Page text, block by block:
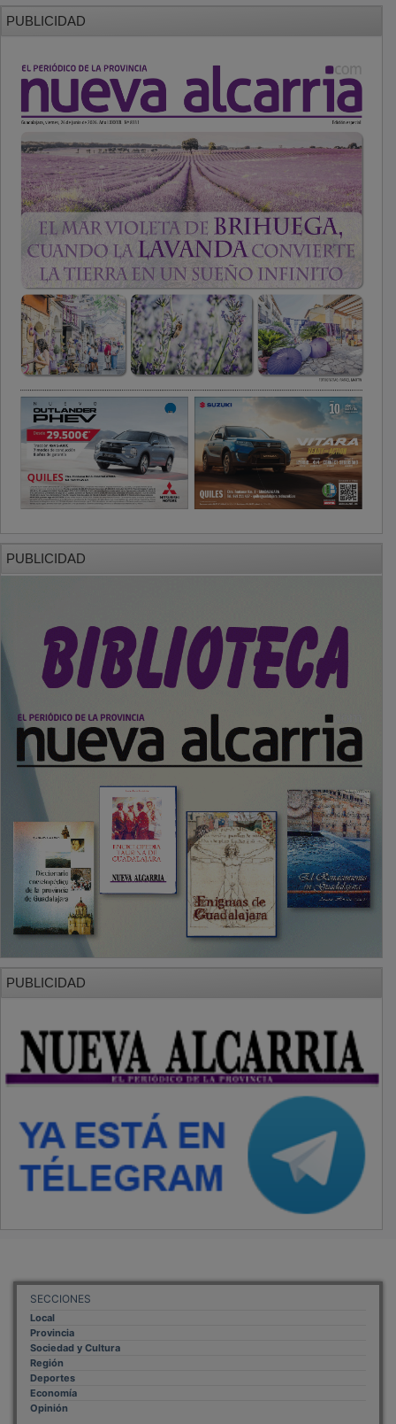
PUBLICIDAD
PUBLICIDAD
PUBLICIDAD
SECCIONES
Local
Provincia
Sociedad y Cultura
Región
Deportes
Economía
Opinión